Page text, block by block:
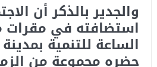
والجدير بالذكر أن
استضافته في
حضره مجموعة من